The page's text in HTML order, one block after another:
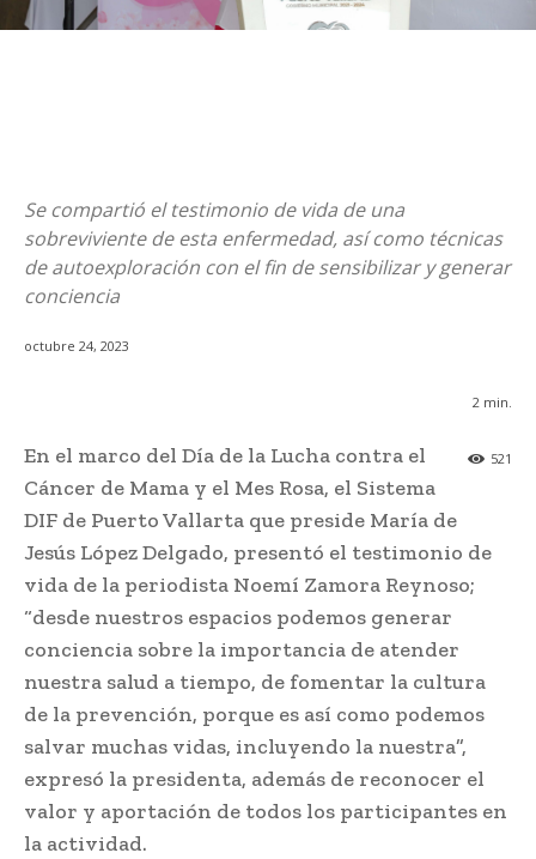
Se compartió el testimonio de vida de una
sobreviviente de esta enfermedad, así como técnicas
de autoexploración con el fin de sensibilizar y generar
conciencia
octubre 24, 2023
2 min.
521
En el marco del Día de la Lucha contra el
Cáncer de Mama y el Mes Rosa, el Sistema
DIF de Puerto Vallarta que preside María de
Jesús López Delgado, presentó el testimonio de
vida de la periodista Noemí Zamora Reynoso;
“desde nuestros espacios podemos generar
conciencia sobre la importancia de atender
nuestra salud a tiempo, de fomentar la cultura
de la prevención, porque es así como podemos
salvar muchas vidas, incluyendo la nuestra”,
expresó la presidenta, además de reconocer el
valor y aportación de todos los participantes en
la actividad.